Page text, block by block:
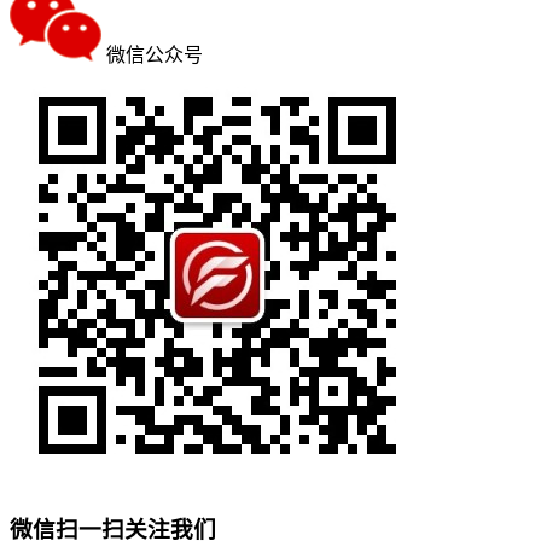
微信公众号
微信扫一扫关注我们